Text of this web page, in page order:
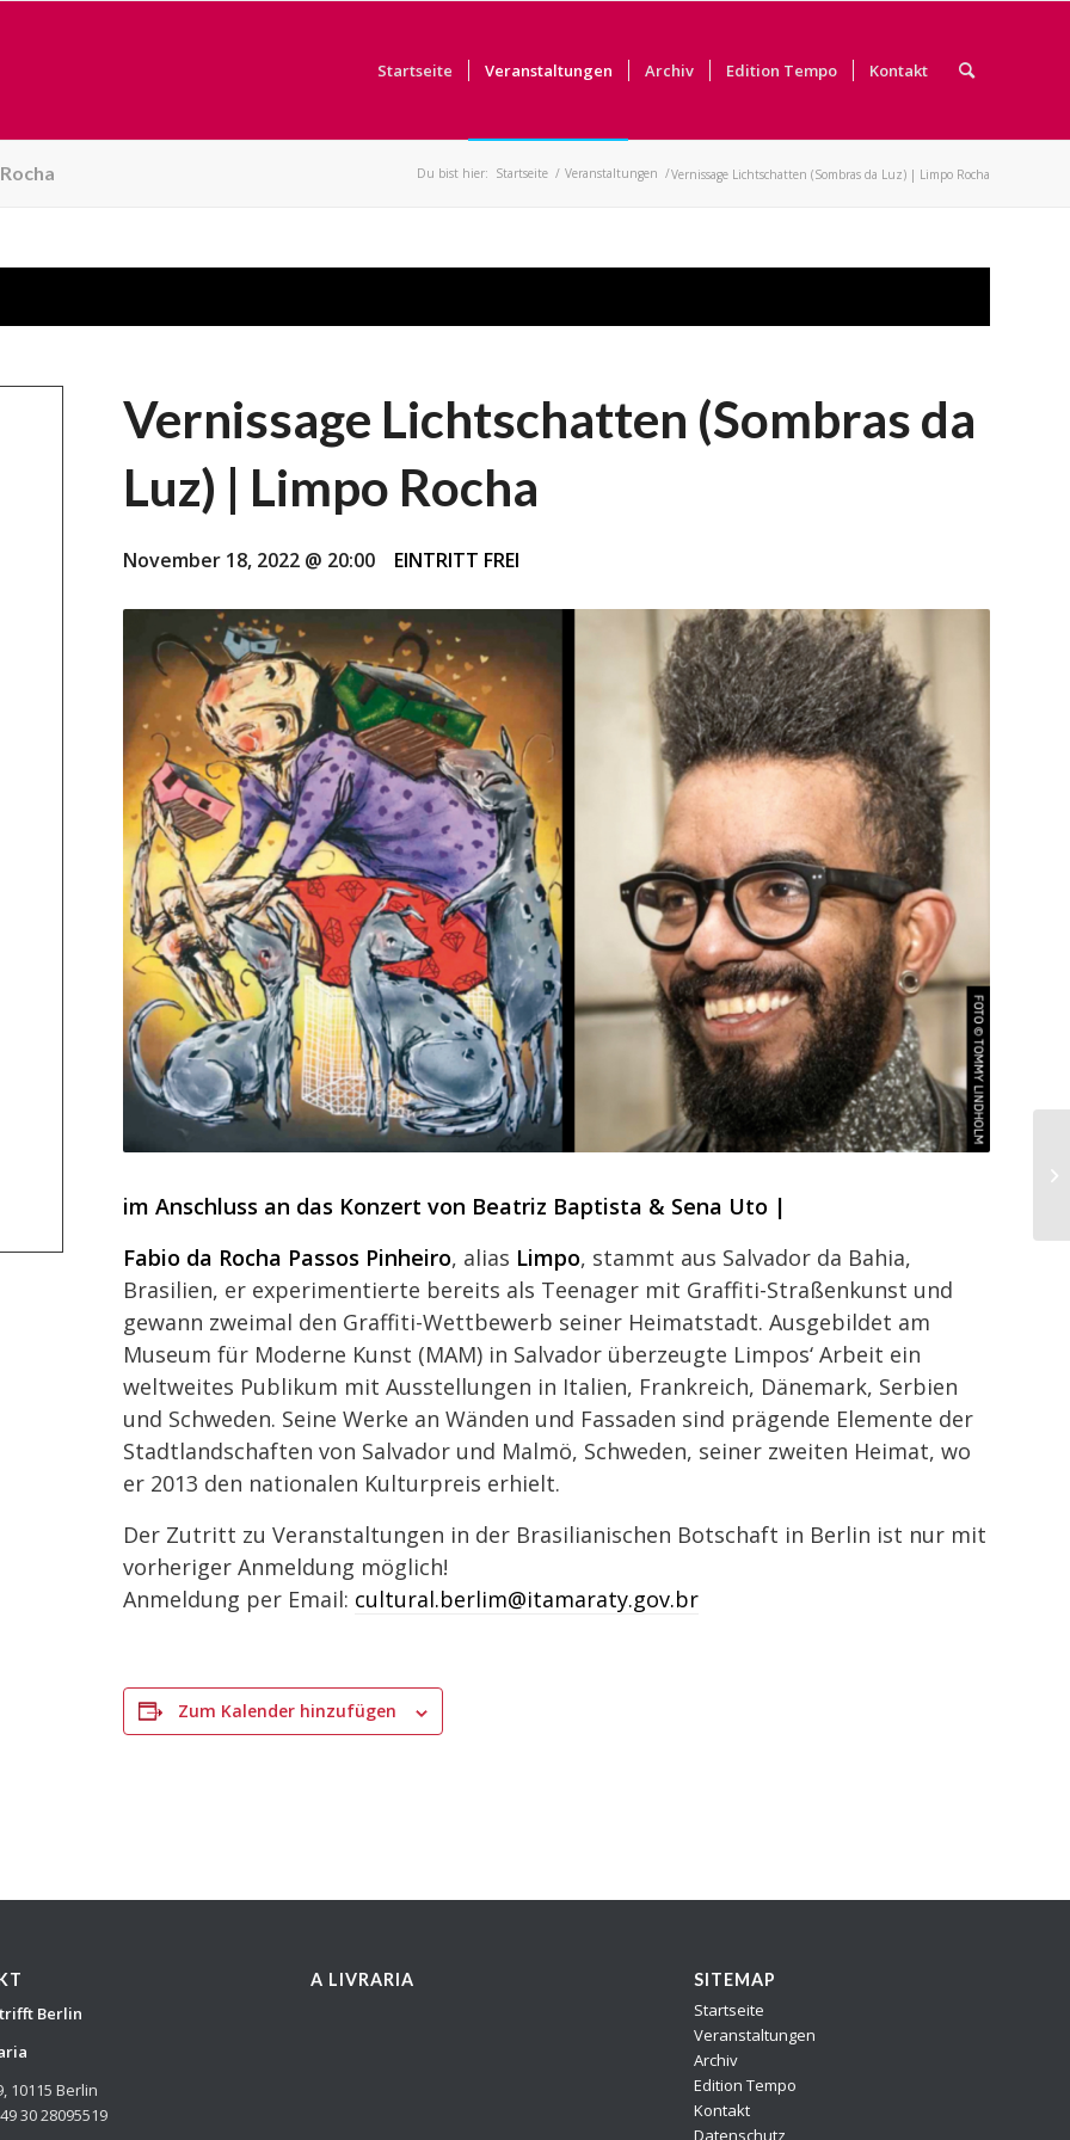
Startseite Veranstaltungen Archiv Edition Tempo Kontakt
Du bist hier: Startseite / Veranstaltungen /Vernissage Lichtschatten (Sombras da Luz) | Limpo Rocha
Vernissage Lichtschatten (Sombras da
Luz) | Limpo Rocha
November 18, 2022 @ 20:00 EINTRITT FREI
im Anschluss an das Konzert von Beatriz Baptista & Sena Uto |
Fabio da Rocha Passos Pinheiro, alias Limpo, stammt aus Salvador da Bahia,
Brasilien, er experimentierte bereits als Teenager mit Graffiti-Straßenkunst und
gewann zweimal den Graffiti-Wettbewerb seiner Heimatstadt. Ausgebildet am
Museum für Moderne Kunst (MAM) in Salvador überzeugte Limpos‘ Arbeit ein
weltweites Publikum mit Ausstellungen in Italien, Frankreich, Dänemark, Serbien
und Schweden. Seine Werke an Wänden und Fassaden sind prägende Elemente der
Stadtlandschaften von Salvador und Malmö, Schweden, seiner zweiten Heimat, wo
er 2013 den nationalen Kulturpreis erhielt.
Der Zutritt zu Veranstaltungen in der Brasilianischen Botschaft in Berlin ist nur mit
vorheriger Anmeldung möglich!
Anmeldung per Email: cultural.berlim@itamaraty.gov.br
Zum Kalender hinzufügen
Berlin
10115 Berlin
30 28095519
A LIVRARIA SITEMAP
Startseite
Veranstaltungen
Archiv
Edition Tempo
Kontakt
Datenschutz